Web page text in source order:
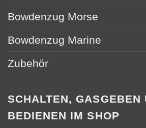
Bowdenzug Morse
Bowdenzug Marine
Zubehör
SCHALTEN, GASGEBEN
BEDIENEN IM SHOP